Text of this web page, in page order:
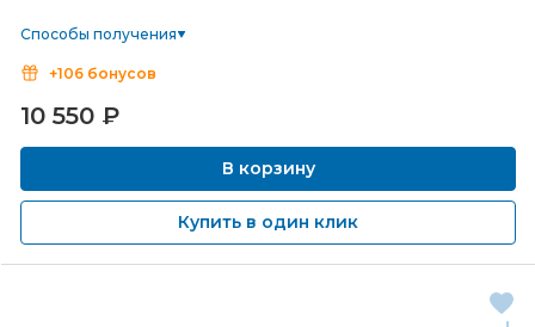
Способы получения
+106 бонусов
10 550 ₽
В корзину
Купить в один клик